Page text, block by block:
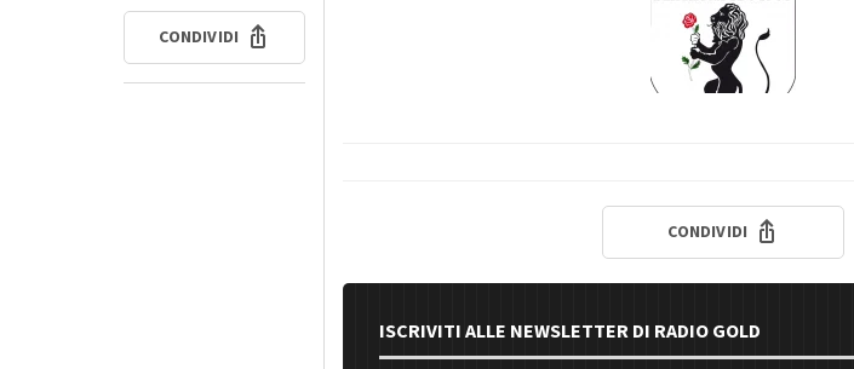
CONDIVIDI
CONDIVIDI
ISCRIVITI ALLE NEWSLETTER DI RADIO GOLD